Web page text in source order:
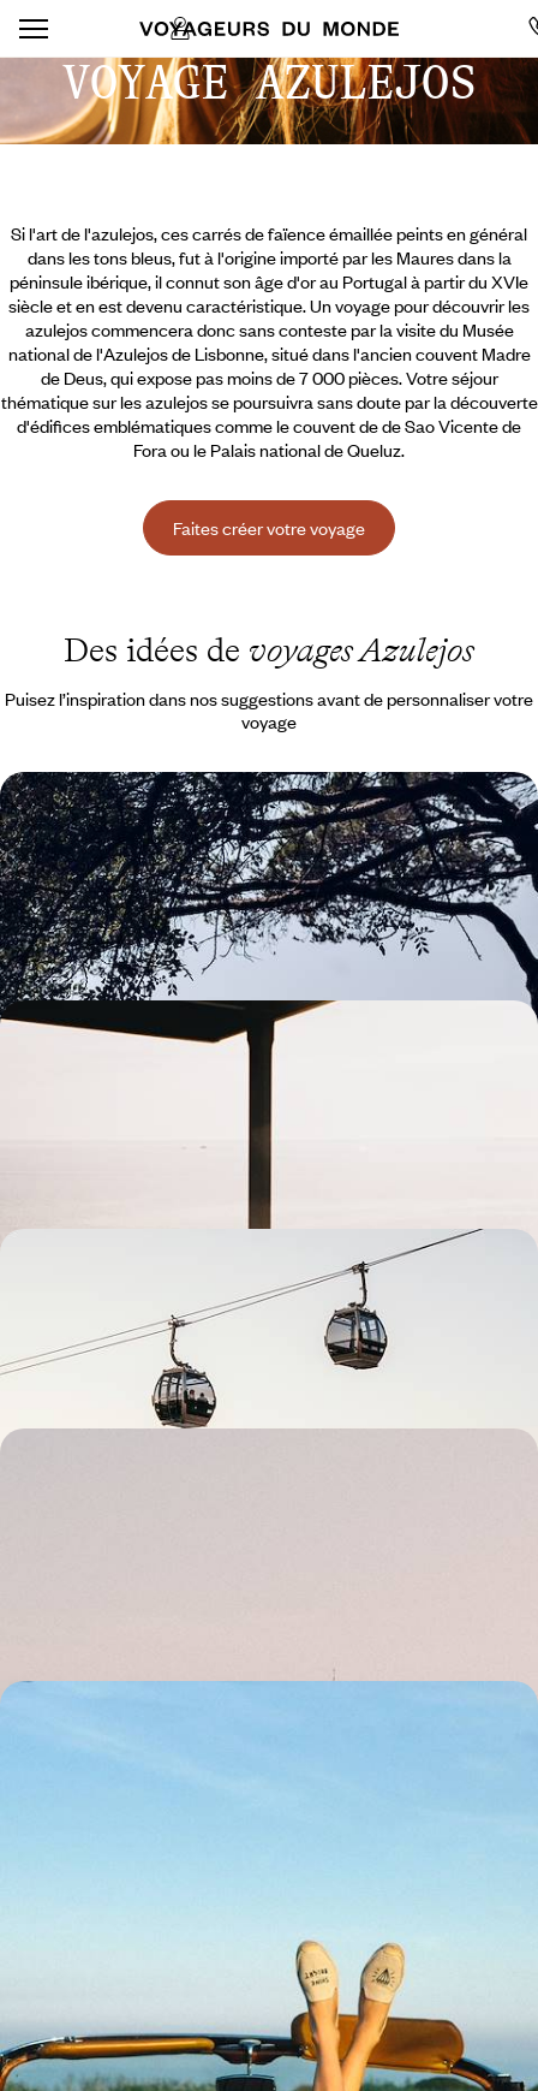
VOYAGE AZULEJOS
Si l'art de l'azulejos, ces carrés de faïence émaillée peints en général
dans les tons bleus, fut à l'origine importé par les Maures dans la
péninsule ibérique, il connut son âge d'or au Portugal à partir du XVIe
siècle et en est devenu caractéristique. Un voyage pour découvrir les
azulejos commencera donc sans conteste par la visite du Musée
national de l'Azulejos de Lisbonne, situé dans l'ancien couvent Madre
de Deus, qui expose pas moins de 7 000 pièces. Votre séjour
thématique sur les azulejos se poursuivra sans doute par la découverte
d'édifices emblématiques comme le couvent de de Sao Vicente de
Fora ou le Palais national de Queluz.
Faites créer votre voyage
Des idées de voyages Azulejos
Puisez l’inspiration dans nos suggestions avant de personnaliser votre
voyage
Quelques jours à Lisbonne - L'art de la flânerie
lisboète
La douceur de vivre et le charme singulier de la capitale portugaise, le
temps d'un city-break ensoleillé
4 jours, de 1000 à 1400 €
Table de fête et hôtel en vue - Feliz Ano Novo à
lisboètes pour célébrer la nouvelle année
Le Portugal en train - L’art, l’histoire et le porto
Opter pour le train et rallier les trois villes majeures du Portugal : Porto,
Coimbra et Lisbonne
7 jours, de 2000 à 2700 €
Idées associées